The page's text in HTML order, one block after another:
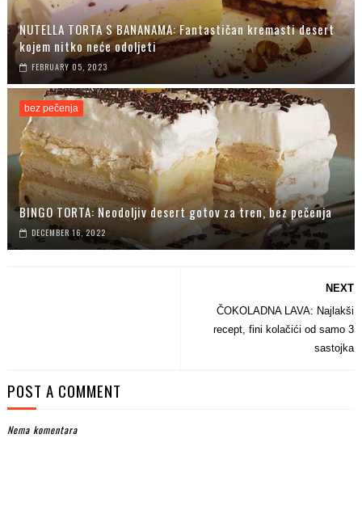
NUTELLA TORTA S BANANAMA: Fantastičan kremasti desert
kojem nitko neće odoljeti
FEBRUARY 05, 2023
bez pečenja
BINGO TORTA: Neodoljiv desert gotov za tren, bez pečenja
DECEMBER 16, 2022
NEXT
ČOKOLADNA LAVA: Najlakši
recept, fini kolačići od samo 3
sastojka
POST A COMMENT
Nema komentara